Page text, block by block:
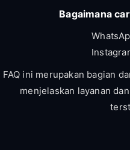
Bagaimana
FAQ ini merupakan bagian
menjelaskan layanan